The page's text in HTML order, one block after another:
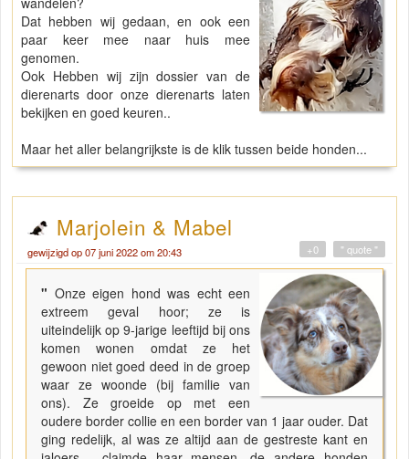
Dat hebben wij gedaan, en ook een
paar keer mee naar huis mee
genomen.
Ook Hebben wij zijn dossier van de
dierenarts door onze dierenarts laten
bekijken en goed keuren..
Maar het aller belangrijkste is de klik tussen beide honden...
Marjolein & Mabel
gewijzigd op 07 juni 2022 om 20:43 " quote "
+0
" Onze eigen hond was echt een
extreem geval hoor; ze is
uiteindelijk op 9-jarige leeftijd bij ons
komen wonen omdat ze het
gewoon niet goed deed in de groep
waar ze woonde (bij familie van
ons). Ze groeide op met een
oudere border collie en een border van 1 jaar ouder. Dat
ging redelijk, al was ze altijd aan de gestreste kant en